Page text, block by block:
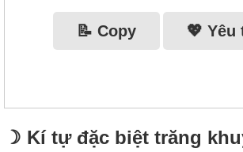
📝 Copy 💖 Yêu
☽ Kí tự đặc biệt trăng